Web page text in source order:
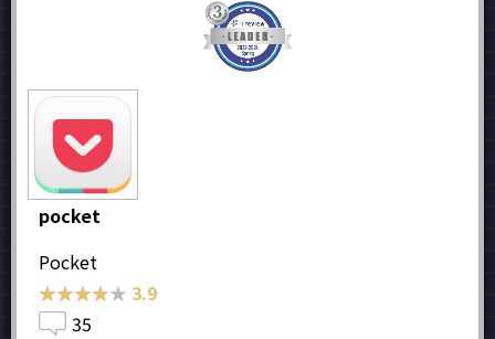
pocket
Pocket
★★★★★
★★★★★ 3.9
35